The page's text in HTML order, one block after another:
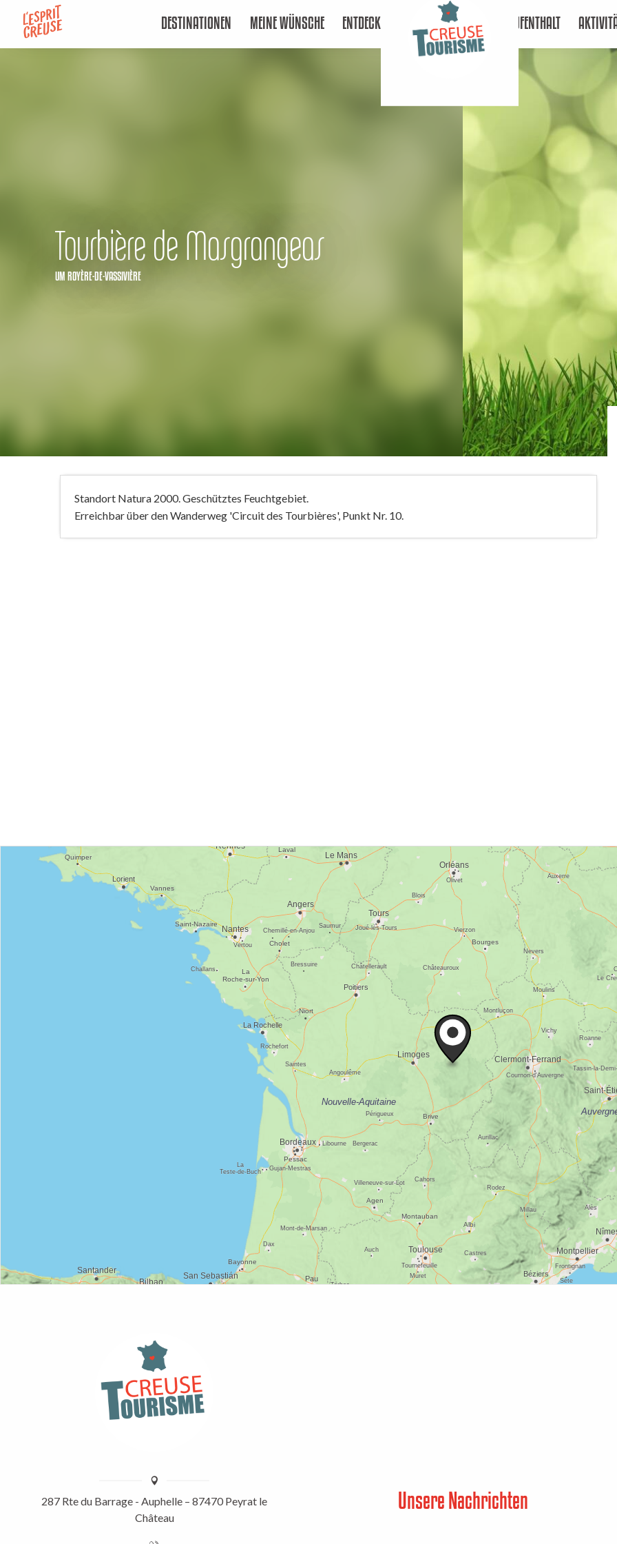
contenu
DESTINATIONEN MEINE WÜNSCHE ENTDECKEN AUFENTHALT
Tourbière de Masgrangeas
UM ROYÈRE-DE-VASSIVIÈRE
Standort Natura 2000. Geschütztes Feuchtgebiet.
Erreichbar über den Wanderweg 'Circuit des Tourbières', Punkt Nr. 10.
287 Rte du Barrage - Auphelle – 87470 Peyrat le
Château
Unsere Nachrichten